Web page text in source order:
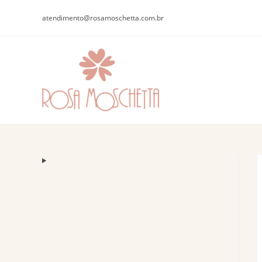
atendimento@rosamoschetta.com.br